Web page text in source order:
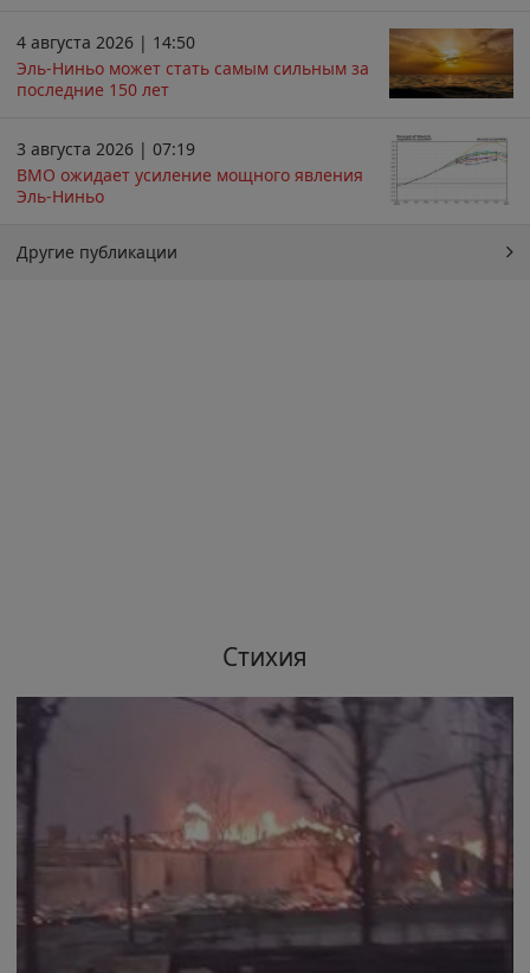
4 августа 2026 | 14:50
Эль-Ниньо может стать самым сильным за
последние 150 лет
3 августа 2026 | 07:19
ВМО ожидает усиление мощного явления
Эль-Ниньо
Другие публикации
Стихия